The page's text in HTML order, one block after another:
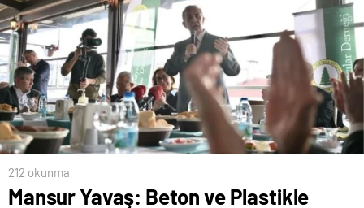
212 okunma
Mansur Yavaş: Beton ve Plastikle